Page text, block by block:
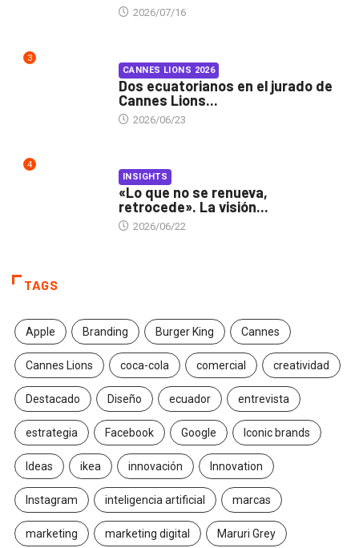
2026/07/16
3
CANNES LIONS 2026
Dos ecuatorianos en el jurado de
Cannes Lions...
2026/06/23
4
INSIGHTS
«Lo que no se renueva,
retrocede». La visión...
2026/06/22
TAGS
Apple Branding Burger King Cannes
Cannes Lions coca-cola comercial creatividad
Destacado Diseño ecuador entrevista
estrategia Facebook Google Iconic brands
Ideas ikea innovación Innovation
Instagram inteligencia artificial marcas
marketing marketing digital Maruri Grey